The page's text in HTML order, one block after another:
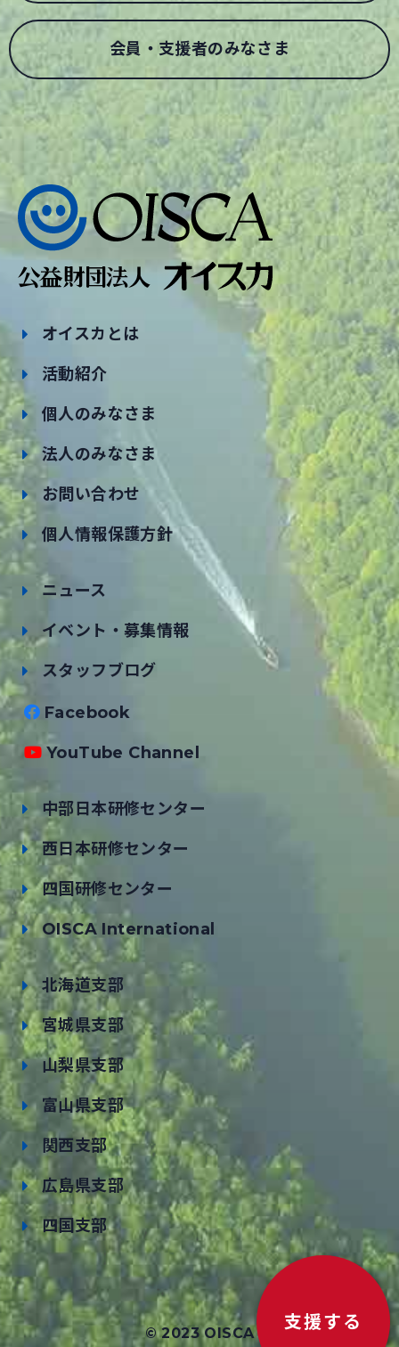
支援する
会員・支援者のみなさま
オイスカとは
活動紹介
個人のみなさま
法人のみなさま
お問い合わせ
個人情報保護方針
ニュース
イベント・募集情報
スタッフブログ
Facebook
YouTube Channel
中部日本研修センター
西日本研修センター
四国研修センター
OISCA International
北海道支部
宮城県支部
山梨県支部
富山県支部
関西支部
広島県支部
四国支部
© 2023 OISCA